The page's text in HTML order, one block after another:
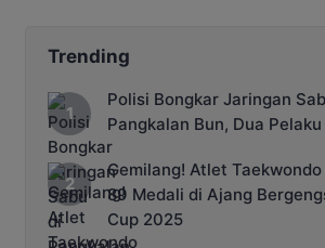
disahkan dalam Sidang Pleno III Tahun
Lantai II Bapperida Kalteng, […]
Trending
Polisi Bongkar Jaringan
Pangkalan Bun, Dua
Gemilang! Atlet Taekwondo
89 Medali di Ajang
Cup 2025